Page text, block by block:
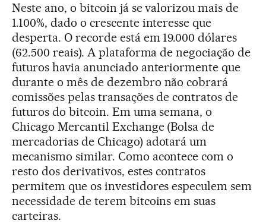
Neste ano, o bitcoin já se valorizou mais de
1.100%, dado o crescente interesse que
desperta. O recorde está em 19.000 dólares
(62.500 reais). A plataforma de negociação de
futuros havia anunciado anteriormente que
durante o mês de dezembro não cobrará
comissões pelas transações de contratos de
futuros do bitcoin. Em uma semana, o
Chicago Mercantil Exchange (Bolsa de
mercadorias de Chicago) adotará um
mecanismo similar. Como acontece com o
resto dos derivativos, estes contratos
permitem que os investidores especulem sem
necessidade de terem bitcoins em suas
carteiras.